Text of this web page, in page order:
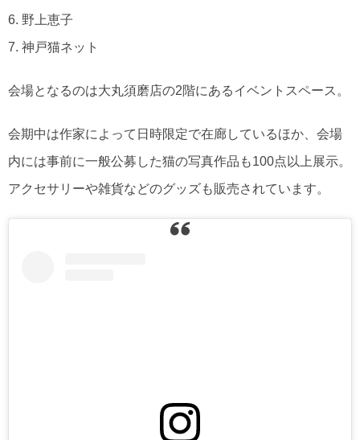
6. 野上恵子
7. 神戸猫ネット
会場となるのは大丸須磨店の2階にあるイベントスペース。
会期中は作家によって日時限定で在廊しているほか、会場
内には事前に一般公募した猫の写真作品も100点以上展示。
アクセサリーや雑貨などのグッズも販売されています。